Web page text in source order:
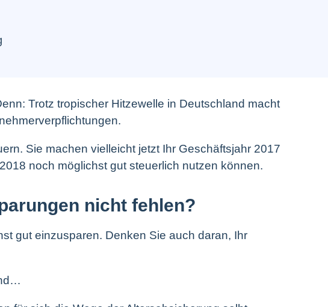
Trotz tropischer Hitzewelle in Deutschland macht
Sie machen vielleicht jetzt Ihr Geschäftsjahr 2017
noch möglichst gut steuerlich nutzen können.
nicht fehlen?
gut einzusparen. Denken Sie auch daran, Ihr